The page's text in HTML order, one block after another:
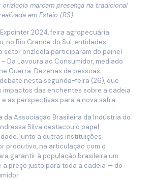
marcam presença na tradicional
em Esteio (RS)
2024, feira agropecuária
no Rio Grande do Sul, entidades
setor orizícola participaram do painel
Da Lavoura ao Consumidor, mediado
Guerra. Dezenas de pessoas
nesta segunda-feira (26), que
impactos das enchentes sobre a cadeia
as perspectivas para a nova safra.
Associação Brasileira da Indústria do
Silva destacou o papel
junto a outras instituições
produtivo, na articulação com o
garantir à população brasileira um
a preço justo para toda a cadeia — do